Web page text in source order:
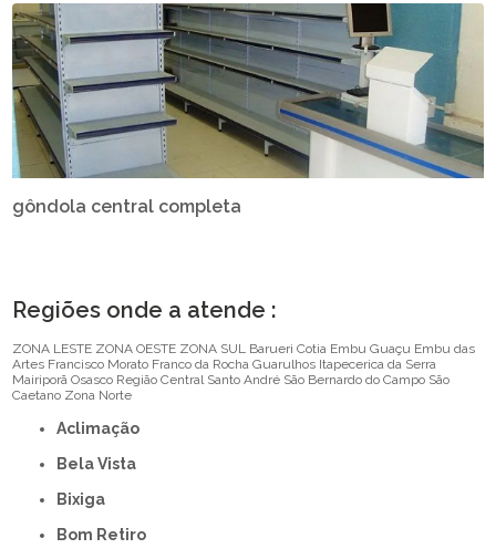
gôndola central completa
Regiões onde a atende :
ZONA LESTE ZONA OESTE ZONA SUL Barueri Cotia Embu Guaçu Embu das
Artes Francisco Morato Franco da Rocha Guarulhos Itapecerica da Serra
Mairiporã Osasco Região Central Santo André São Bernardo do Campo São
Caetano Zona Norte
Aclimação
Bela Vista
Bixiga
Bom Retiro